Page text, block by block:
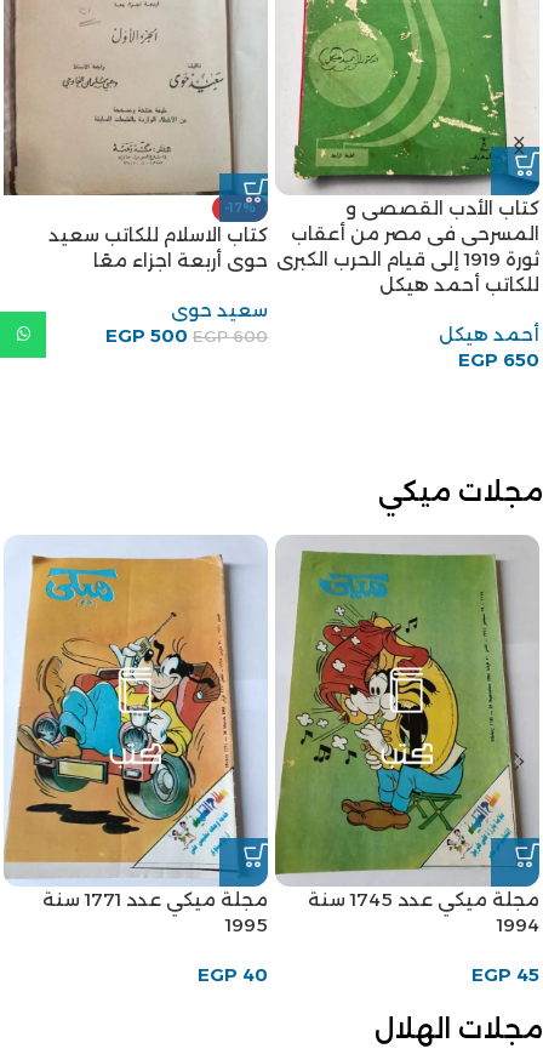
كتاب الأدب القصصى و
المسرحى فى مصر من أعقاب
ثورة 1919 إلى قيام الحرب الكبرى
للكاتب أحمد هيكل
أحمد هيكل
EGP 650
-17%
كتاب الاسلام للكاتب سعيد
حوى أربعة اجزاء معًا
سعيد حوى
EGP600
EGP 500
مجلات ميكي
مجلة ميكي عدد 1745 سنة
1994
EGP 45
مجلة ميكي عدد 1771 سنة
1995
EGP 40
مجلات الهلال